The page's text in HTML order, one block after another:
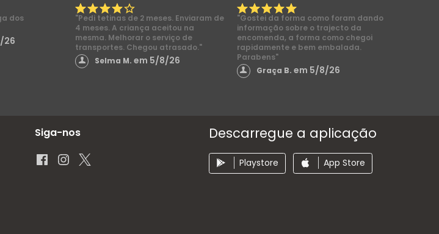
dos
26
"Pedi tetinas de 2 meses. Enviaram de
4 meses. A criança aceitou na
mesma. Melhorar o serviço de
transportes. Chegou atrasado."
Selma M.em 5/8/26
"Gostei da forma como foram dando
informação sobre o trajecto da
encomenda, a forma como chegoi
rapidamente e bem embalada.
Parabens"
Graça B. em 5/8/26
Siga-nos Descarregue a aplicação
Playstore App Store